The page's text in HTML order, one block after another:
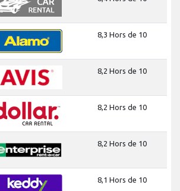
8,3 Hors de 10
8,2 Hors de 10
8,2 Hors de 10
8,2 Hors de 10
8,1 Hors de 10